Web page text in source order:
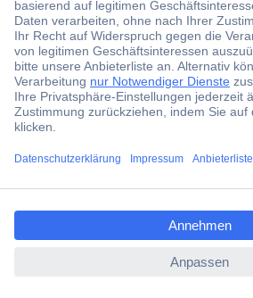
ccp.user.init.failed.titl
e
ccp.user.init.failed